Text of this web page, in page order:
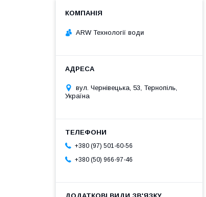
ARW Технології води
вул. Чернівецька, 53, Тернопіль,
Україна
+380 (97) 501-60-56
+380 (50) 966-97-46